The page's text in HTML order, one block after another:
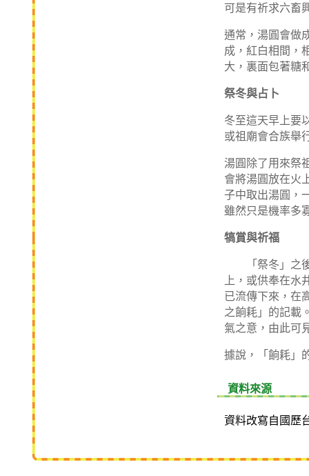
可是有祈求六畜
通常，湯圓會做
成，紅白相間，
大，裏面包著糖
祭冬與占卜
冬至這天早上要
或祖廟會合族舉
湯圓除了用來祭
會將湯圓放在火
子中取出湯圓，
雖然只是機率多
犒賞與祈福
「祭冬」
上，或供奉在
已流傳下來，在
之餉耗」的記載
氣之意，由此可
據說，「餉耗」
資料來源
資料改寫自國歷